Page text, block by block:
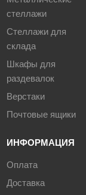
стеллажи
Стеллажи для
склада
Шкафы для
раздевалок
Верстаки
Почтовые ящики
ИНФОРМАЦИЯ
Оплата
Доставка